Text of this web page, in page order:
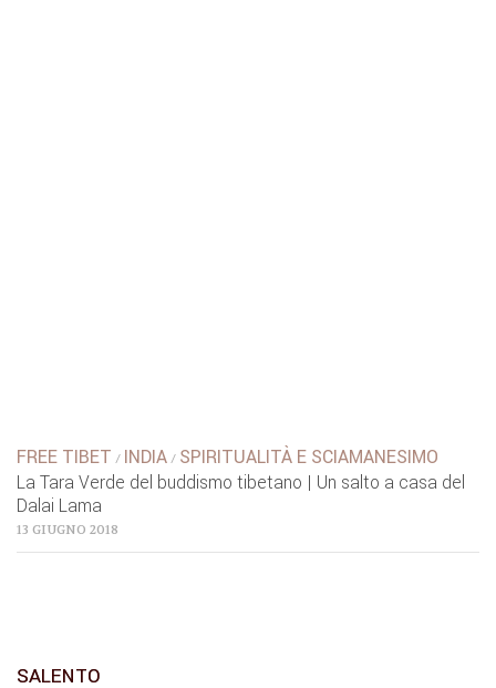
FREE TIBET / INDIA / SPIRITUALITÀ E SCIAMANESIMO
La Tara Verde del buddismo tibetano | Un salto a casa del
Dalai Lama
13 GIUGNO 2018
SALENTO